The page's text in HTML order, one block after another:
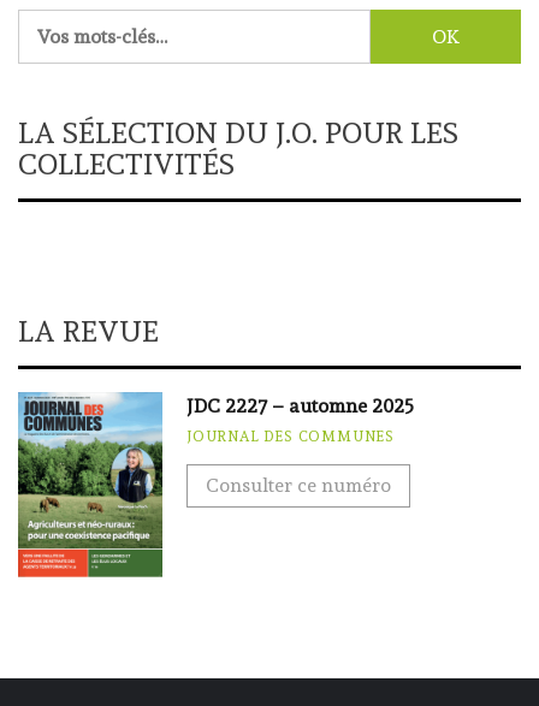
LA SÉLECTION DU J.O. POUR LES
COLLECTIVITÉS
LA REVUE
JDC 2227 – automne 2025
JOURNAL DES COMMUNES
Consulter ce numéro